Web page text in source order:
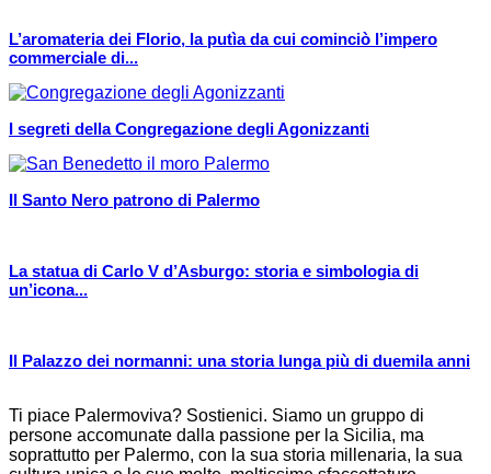
L’aromateria dei Florio, la putìa da cui cominciò l’impero
commerciale di...
I segreti della Congregazione degli Agonizzanti
Il Santo Nero patrono di Palermo
La statua di Carlo V d’Asburgo: storia e simbologia di
un’icona...
Il Palazzo dei normanni: una storia lunga più di duemila anni
Ti piace Palermoviva? Sostienici. Siamo un gruppo di
persone accomunate dalla passione per la Sicilia, ma
soprattutto per Palermo, con la sua storia millenaria, la sua